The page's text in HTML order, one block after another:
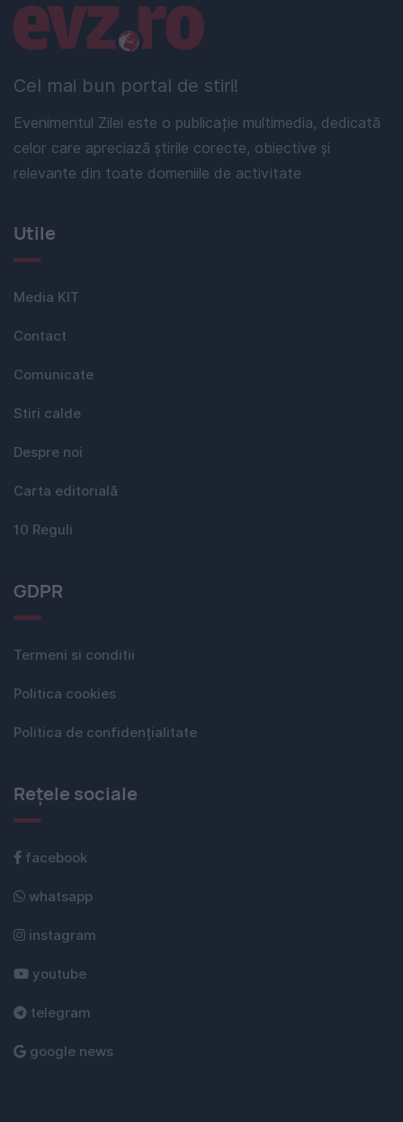
Cel mai bun portal de stiri!
Evenimentul Zilei este o publicație multimedia, dedicată
celor care apreciază știrile corecte, obiective și
relevante din toate domeniile de activitate
Linkuri utile
Utile
Media KIT
Contact
Comunicate
Stiri calde
Despre noi
Carta editorială
10 Reguli
GDPR
Termeni si conditii
Politica cookies
Politica de confidențialitate
Rețele sociale
facebook
whatsapp
instagram
youtube
telegram
google news